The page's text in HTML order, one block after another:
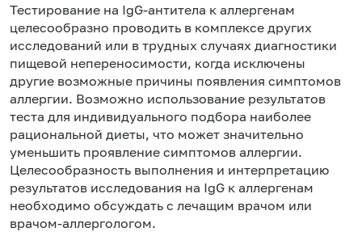
Тестирование на IgG-антитела к аллергенам
целесообразно проводить в комплексе других
исследований или в трудных случаях диагностики
пищевой непереносимости, когда исключены
другие возможные причины появления симптомов
аллергии. Возможно использование результатов
теста для индивидуального подбора наиболее
рациональной диеты, что может значительно
уменьшить проявление симптомов аллергии.
Целесообразность выполнения и интерпретацию
результатов исследования на IgG к аллергенам
необходимо обсуждать с лечащим врачом или
врачом-аллергологом.